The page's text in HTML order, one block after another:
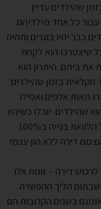
שהילדים עדיין
כל אחד מילדיהם.
כבר יהיו בוגרים ותהיה
שיצטרכו הוא לקחת
את ביתם. היתרון הוא
בזמן שהילדים
מאות אלפים ואפילו
שהילדים יוכלו כשיהיו
בוגרים ובעלי הכנסה, לקבל הלוואת בנייה ב100%
דירה ללא הון עצמי
דירה – זוגות אלו
שבתום הליך ההפשרה
בשנים הקרובות הם